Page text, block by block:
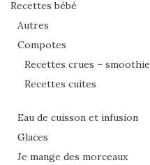
Recettes bébé
Autres
Compotes
Recettes crues – smoothie
Recettes cuites
Eau de cuisson et infusion
Glaces
Je mange des morceaux